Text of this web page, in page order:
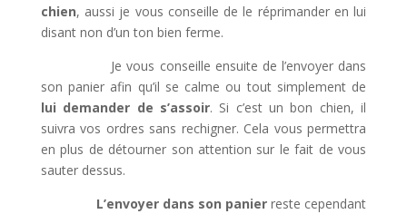
chien, aussi je vous conseille de le réprimander en lui
disant non d’un ton bien ferme.
Je vous conseille ensuite de l’envoyer dans
son panier afin qu’il se calme ou tout simplement de
lui demander de s’assoir. Si c’est un bon chien, il
suivra vos ordres sans rechigner. Cela vous permettra
en plus de détourner son attention sur le fait de vous
sauter dessus.
L’envoyer dans son panier reste cependant